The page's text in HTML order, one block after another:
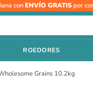
conENVÍO GRATIS por
ROEDORES
Grains 10.2kg